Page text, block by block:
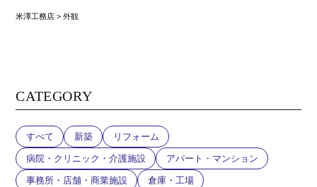
米澤工務店 >外観
CATEGORY
すべて 新築 リフォーム
病院・クリニック・介護施設 アパート・マンション
事務所・店舗・商業施設 倉庫・工場